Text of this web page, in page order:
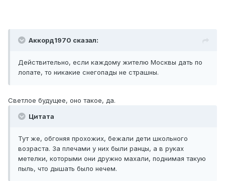
Аккорд1970 сказал:
Действительно, если каждому жителю Москвы дать по
лопате, то никакие снегопады не страшны.
Светлое будущее, оно такое, да.
Цитата
Тут же, обгоняя прохожих, бежали дети школьного
возраста. За плечами у них были ранцы, а в руках
метелки, которыми они дружно махали, поднимая такую
пыль, что дышать было нечем.